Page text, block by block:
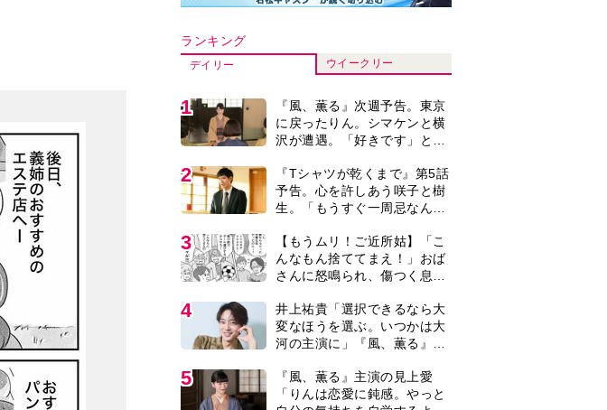
河の主演に」『風、薫る』で
5
「りんは恋愛に鈍感。やっと
自分の気持ちを自覚するよう
6
明日の『風、薫る』あらす
じ。ついに感染が収束。黒川
は、りんにある提案をする＜
7
演歌歌手・市川由紀乃「更年
期かと思ったら〈卵巣がん〉
だった。９ヵ月の闘病を経て
紙を今も支えに」【2026上半
期BEST】
8
＜3人って誰のこと？＞『Tシ
ャツが乾くまで』水族館で咲
子が放った〈何気ない一言〉
線？」「子どもの話だと…」
9
【もうムリ！ご近所姑】「今
日はどこ行くん？」出かける
度に聞いてくる近所のおばさ
まり…【第1話】
10
【もうムリ！ご近所姑】勝手
に自宅の庭へ入ってくるおば